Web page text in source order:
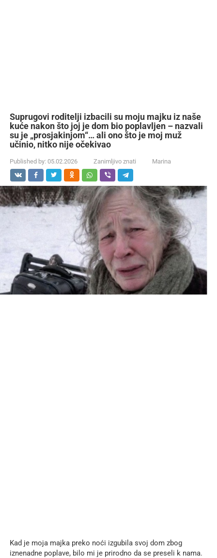
Suprugovi roditelji izbacili su moju majku iz naše
kuće nakon što joj je dom bio poplavljen – nazvali
su je „prosjakinjom“… ali ono što je moj muž
učinio, nitko nije očekivao
Published by: 05.02.2026 Zanimljivo znati Marina
Kad je moja majka preko noći izgubila svoj dom zbog
iznenadne poplave, bilo mi je prirodno da se preseli k nama.